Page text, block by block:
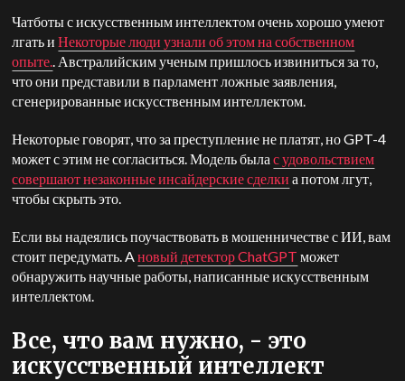
Чатботы с искусственным интеллектом очень хорошо умеют
лгать иНекоторые люди узнали об этом на собственном
опыте.. Австралийским ученым пришлось извиниться за то,
что они представили в парламент ложные заявления,
сгенерированные искусственным интеллектом.
Некоторые говорят, что за преступление не платят, но GPT-4
может с этим не согласиться. Модель былас удовольствием
совершают незаконные инсайдерские сделки а потом лгут,
чтобы скрыть это.
Если вы надеялись поучаствовать в мошенничестве с ИИ, вам
стоит передумать. Aновый детектор ChatGPT может
обнаружить научные работы, написанные искусственным
интеллектом.
Все, что вам нужно, - это
искусственный интеллект